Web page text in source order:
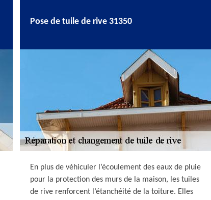
Pose de tuile de rive 31350
En plus de véhiculer l’écoulement des eaux de pluie
pour la protection des murs de la maison, les tuiles
de rive renforcent l’étanchéité de la toiture. Elles